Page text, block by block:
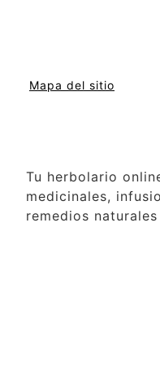
Mapa del sitio
Tu herbolario
medicinales,
remedios